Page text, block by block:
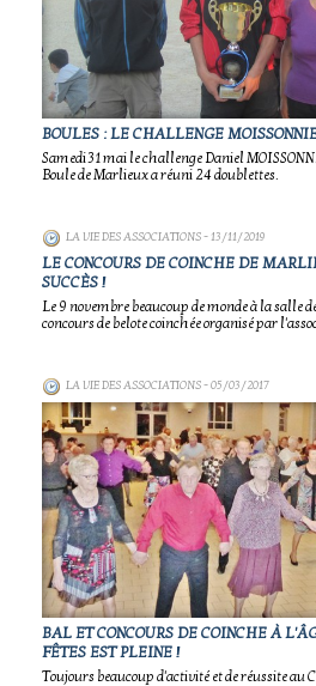
BOULES : LE CHALLENGE
Samedi 31 mai le challenge Daniel
Boule de Marlieux a réuni 24 doublettes.
LA VIE DES ASSOCIATIONS- 13/11/2019
LE CONCOURS DE COINCHE DE
SUCCÈS !
Le 9 novembre beaucoup de monde à la salle
concours de belote coinchée organisé par
LA VIE DES ASSOCIATIONS- 05/03/2017
BAL ET CONCOURS DE COINCHE À
FÊTES EST PLEINE !
Toujours beaucoup d'activité et de réussite au